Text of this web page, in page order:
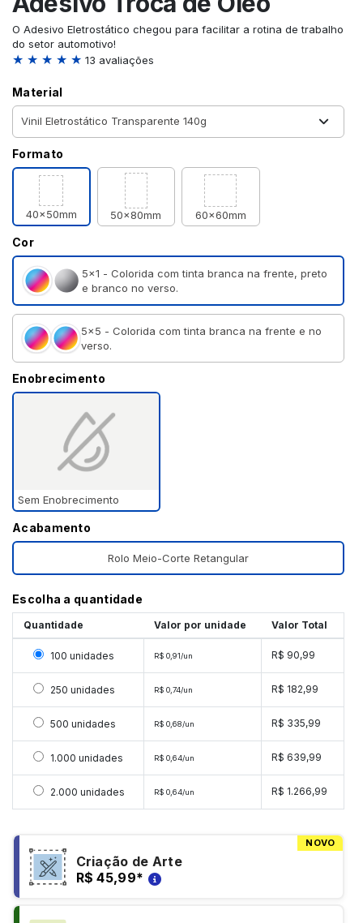
O Adesivo Eletrostático chegou para facilitar a rotina de trabalho
do setor automotivo!
★ ★ ★ ★ ★ 13 avaliações
Material
Formato
40x50mm 50x80mm 60x60mm
Cor
5×1 - Colorida com tinta branca na frente, preto
e branco no verso.
5×5 - Colorida com tinta branca na frente e no
verso.
Enobrecimento
Sem Enobrecimento
Acabamento
Rolo Meio-Corte Retangular
Escolha a quantidade
Quantidade Valor por unidade Valor Total
Selecionar 100 unidades
100 unidades R$ 0,91/un R$ 90,99
Selecionar 250 unidades
250 unidades R$ 0,74/un R$ 182,99
Selecionar 500 unidades
500 unidades R$ 0,68/un R$ 335,99
Selecionar 1000 unidades
1.000 unidades R$ 0,64/un R$ 639,99
Selecionar 2000 unidades
2.000 unidades R$ 0,64/un R$ 1.266,99
NOVO
Criação de Arte
R$ 45,99*